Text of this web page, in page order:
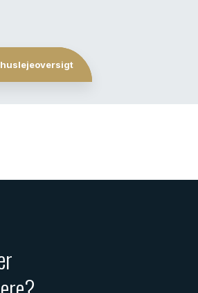
huslejeoversigt